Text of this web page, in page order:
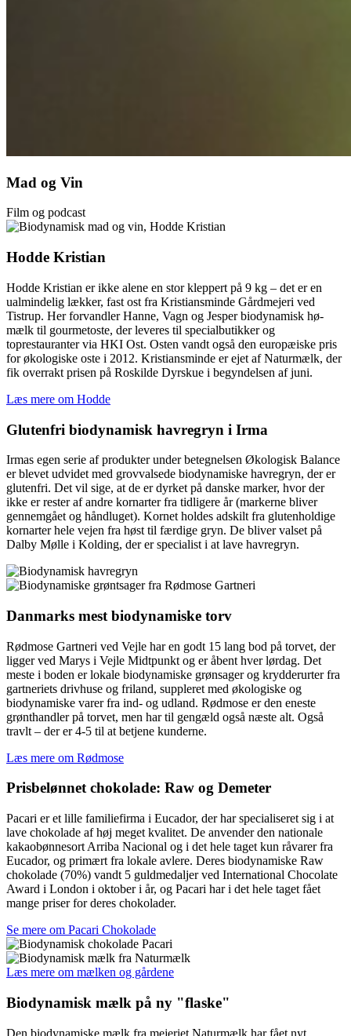
Mad og Vin
Film og podcast
Hodde Kristian
Hodde Kristian er ikke alene en stor kleppert på 9 kg – det er en
ualmindelig lækker, fast ost fra Kristiansminde Gårdmejeri ved
Tistrup. Her forvandler Hanne, Vagn og Jesper biodynamisk hø-
mælk til gourmetoste, der leveres til specialbutikker og
toprestauranter via HKI Ost. Osten vandt også den europæiske pris
for økologiske oste i 2012. Kristiansminde er ejet af Naturmælk, der
fik overrakt prisen på Roskilde Dyrskue i begyndelsen af juni.
Læs mere om Hodde
Glutenfri biodynamisk havregryn i Irma
Irmas egen serie af produkter under betegnelsen Økologisk Balance
er blevet udvidet med grovvalsede biodynamiske havregryn, der er
glutenfri. Det vil sige, at de er dyrket på danske marker, hvor der
ikke er rester af andre kornarter fra tidligere år (markerne bliver
gennemgået og håndluget). Kornet holdes adskilt fra glutenholdige
kornarter hele vejen fra høst til færdige gryn. De bliver valset på
Dalby Mølle i Kolding, der er specialist i at lave havregryn.
Danmarks mest biodynamiske torv
Rødmose Gartneri ved Vejle har en godt 15 lang bod på torvet, der
ligger ved Marys i Vejle Midtpunkt og er åbent hver lørdag. Det
meste i boden er lokale biodynamiske grønsager og krydderurter fra
gartneriets drivhuse og friland, suppleret med økologiske og
biodynamiske varer fra ind- og udland. Rødmose er den eneste
grønthandler på torvet, men har til gengæld også næste alt. Også
travlt – der er 4-5 til at betjene kunderne.
Læs mere om Rødmose
Prisbelønnet chokolade: Raw og Demeter
Pacari er et lille familiefirma i Eucador, der har specialiseret sig i at
lave chokolade af høj meget kvalitet. De anvender den nationale
kakaobønnesort Arriba Nacional og i det hele taget kun råvarer fra
Eucador, og primært fra lokale avlere. Deres biodynamiske Raw
chokolade (70%) vandt 5 guldmedaljer ved International Chocolate
Award i London i oktober i år, og Pacari har i det hele taget fået
mange priser for deres chokolader.
Se mere om Pacari Chokolade
Læs mere om mælken og gårdene
Biodynamisk mælk på ny "flaske"
Den biodynamiske mælk fra mejeriet Naturmælk har fået nyt